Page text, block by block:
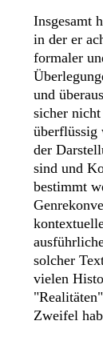
Insgesamt
in der er
formaler
und
sicher
der
sind und
bestimmt
solcher
vielen
Zweifel